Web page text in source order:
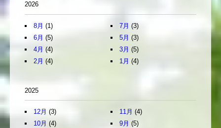
2026
8月 (1) 7月 (3)
6月 (5) 5月 (3)
4月 (4) 3月 (5)
2月 (4) 1月 (4)
2025
12月 (3) 11月 (4)
10月 (4) 9月 (5)